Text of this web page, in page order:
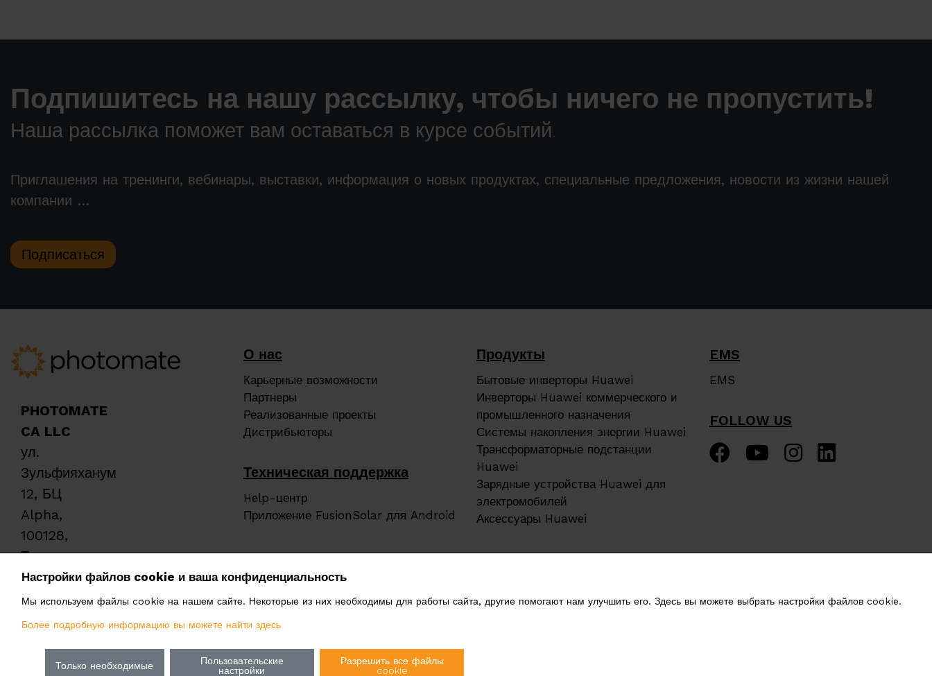
Подпишитесь на нашу рассылку, чтобы ничего не пропустить!
Наша рассылка поможет вам оставаться в курсе событий.
Приглашения на тренинги, вебинары, выставки, информация о новых продуктах, специальные предложения, новости из жизни нашей
компании …
Подписаться
PHOTOMATE
CA LLC
ул.
Зульфияханум
12, БЦ
Alpha,
100128,
Ташкент,
Узбекистан
О нас
Карьерные возможности
Партнеры
Реализованные проекты
Дистрибьюторы
Техническая поддержка
Help-центр
Приложение FusionSolar для Android
Продукты
Бытовые инверторы Huawei
Инверторы Huawei коммерческого и
промышленного назначения
Системы накопления энергии Huawei
Трансформаторные подстанции
Huawei
Зарядные устройства Huawei для
электромобилей
Аксессуары Huawei
EMS
EMS
FOLLOW US
Настройки файлов cookie и ваша конфиденциальность
Мы используем файлы cookie на нашем сайте. Некоторые из них необходимы для работы сайта, другие помогают нам улучшить его. Здесь вы можете выбрать настройки файлов cookie.
Более подробную информацию вы можете найти здесь
Только необходимые
Пользовательские
настройки
Разрешить все файлы
cookie